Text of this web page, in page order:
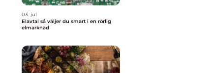
03. jul
Elavtal så väljer du smart i en rörlig
elmarknad